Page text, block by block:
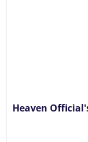
Heaven